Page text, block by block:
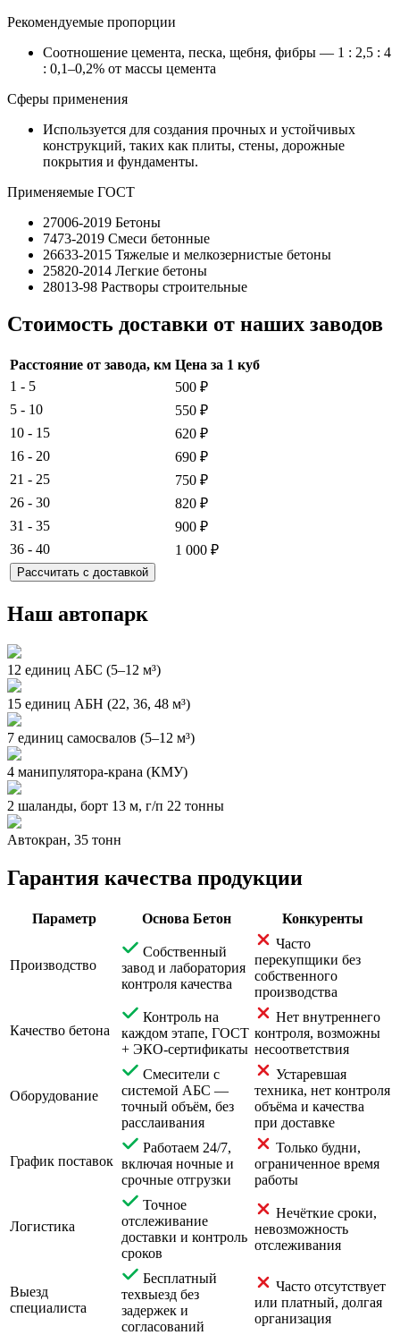
Рекомендуемые пропорции
Соотношение цемента, песка, щебня, фибры — 1 : 2,5 : 4
: 0,1–0,2% от массы цемента
Сферы применения
Используется для создания прочных и устойчивых
конструкций, таких как плиты, стены, дорожные
покрытия и фундаменты.
Применяемые ГОСТ
27006-2019 Бетоны
7473-2019 Смеси бетонные
26633-2015 Тяжелые и мелкозернистые бетоны
25820-2014 Легкие бетоны
28013-98 Растворы строительные
Стоимость доставки от наших заводов
Расстояние от завода, км Цена за 1 куб
1 - 5
500 ₽
5 - 10
550 ₽
10 - 15
620 ₽
16 - 20
690 ₽
21 - 25
750 ₽
26 - 30
820 ₽
31 - 35
900 ₽
36 - 40
1 000 ₽
Рассчитать с доставкой
Наш автопарк
12 единиц АБС (5–12 м³)
15 единиц АБН (22, 36, 48 м³)
7 единиц самосвалов (5–12 м³)
4 манипулятора-крана (КМУ)
2 шаланды, борт 13 м, г/п 22 тонны
Автокран, 35 тонн
Гарантия качества продукции
Параметр Основа Бетон Конкуренты
Производство
Собственный
завод и лаборатория
контроля качества
Часто
перекупщики без
собственного
производства
Качество бетона
Контроль на
каждом этапе, ГОСТ
+ ЭКО-сертификаты
Нет внутреннего
контроля, возможны
несоответствия
Оборудование
Смесители с
системой АБС —
точный объём, без
расслаивания
Устаревшая
техника, нет контроля
объёма и качества
при доставке
График поставок
Работаем 24/7,
включая ночные и
срочные отгрузки
Только будни,
ограниченное время
работы
Логистика
Точное
отслеживание
доставки и контроль
сроков
Нечёткие сроки,
невозможность
отслеживания
Выезд
специалиста
Бесплатный
техвыезд без
задержек и
согласований
Часто отсутствует
или платный, долгая
организация